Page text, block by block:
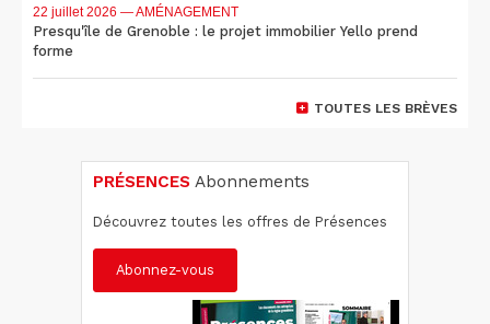
22 juillet 2026 — AMÉNAGEMENT
Presqu'île de Grenoble : le projet immobilier Yello prend
forme
TOUTES LES BRÈVES
PRÉSENCES Abonnements
Découvrez toutes les offres de Présences
Abonnez-vous